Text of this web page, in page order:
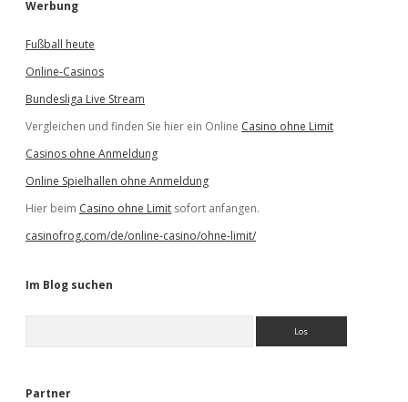
Werbung
Fußball heute
Online-Casinos
Bundesliga Live Stream
Vergleichen und finden Sie hier ein Online Casino ohne Limit
Casinos ohne Anmeldung
Online Spielhallen ohne Anmeldung
Hier beim Casino ohne Limit sofort anfangen.
casinofrog.com/de/online-casino/ohne-limit/
Im Blog suchen
e
Partner